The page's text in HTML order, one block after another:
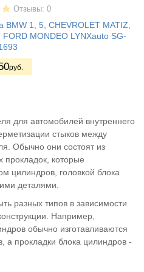
Отзывы: 0
BMW 1, 5, CHEVROLET MATIZ,
MONDEO LYNXauto SG-
руб.
для автомобилей внутреннего
стыков между
Обычно они состоят из
прокладок, которые
цилиндров, головкой блока
деталями.
разных типов в зависимости
Например,
обычно изготавливаются
а прокладки блока цилиндров -